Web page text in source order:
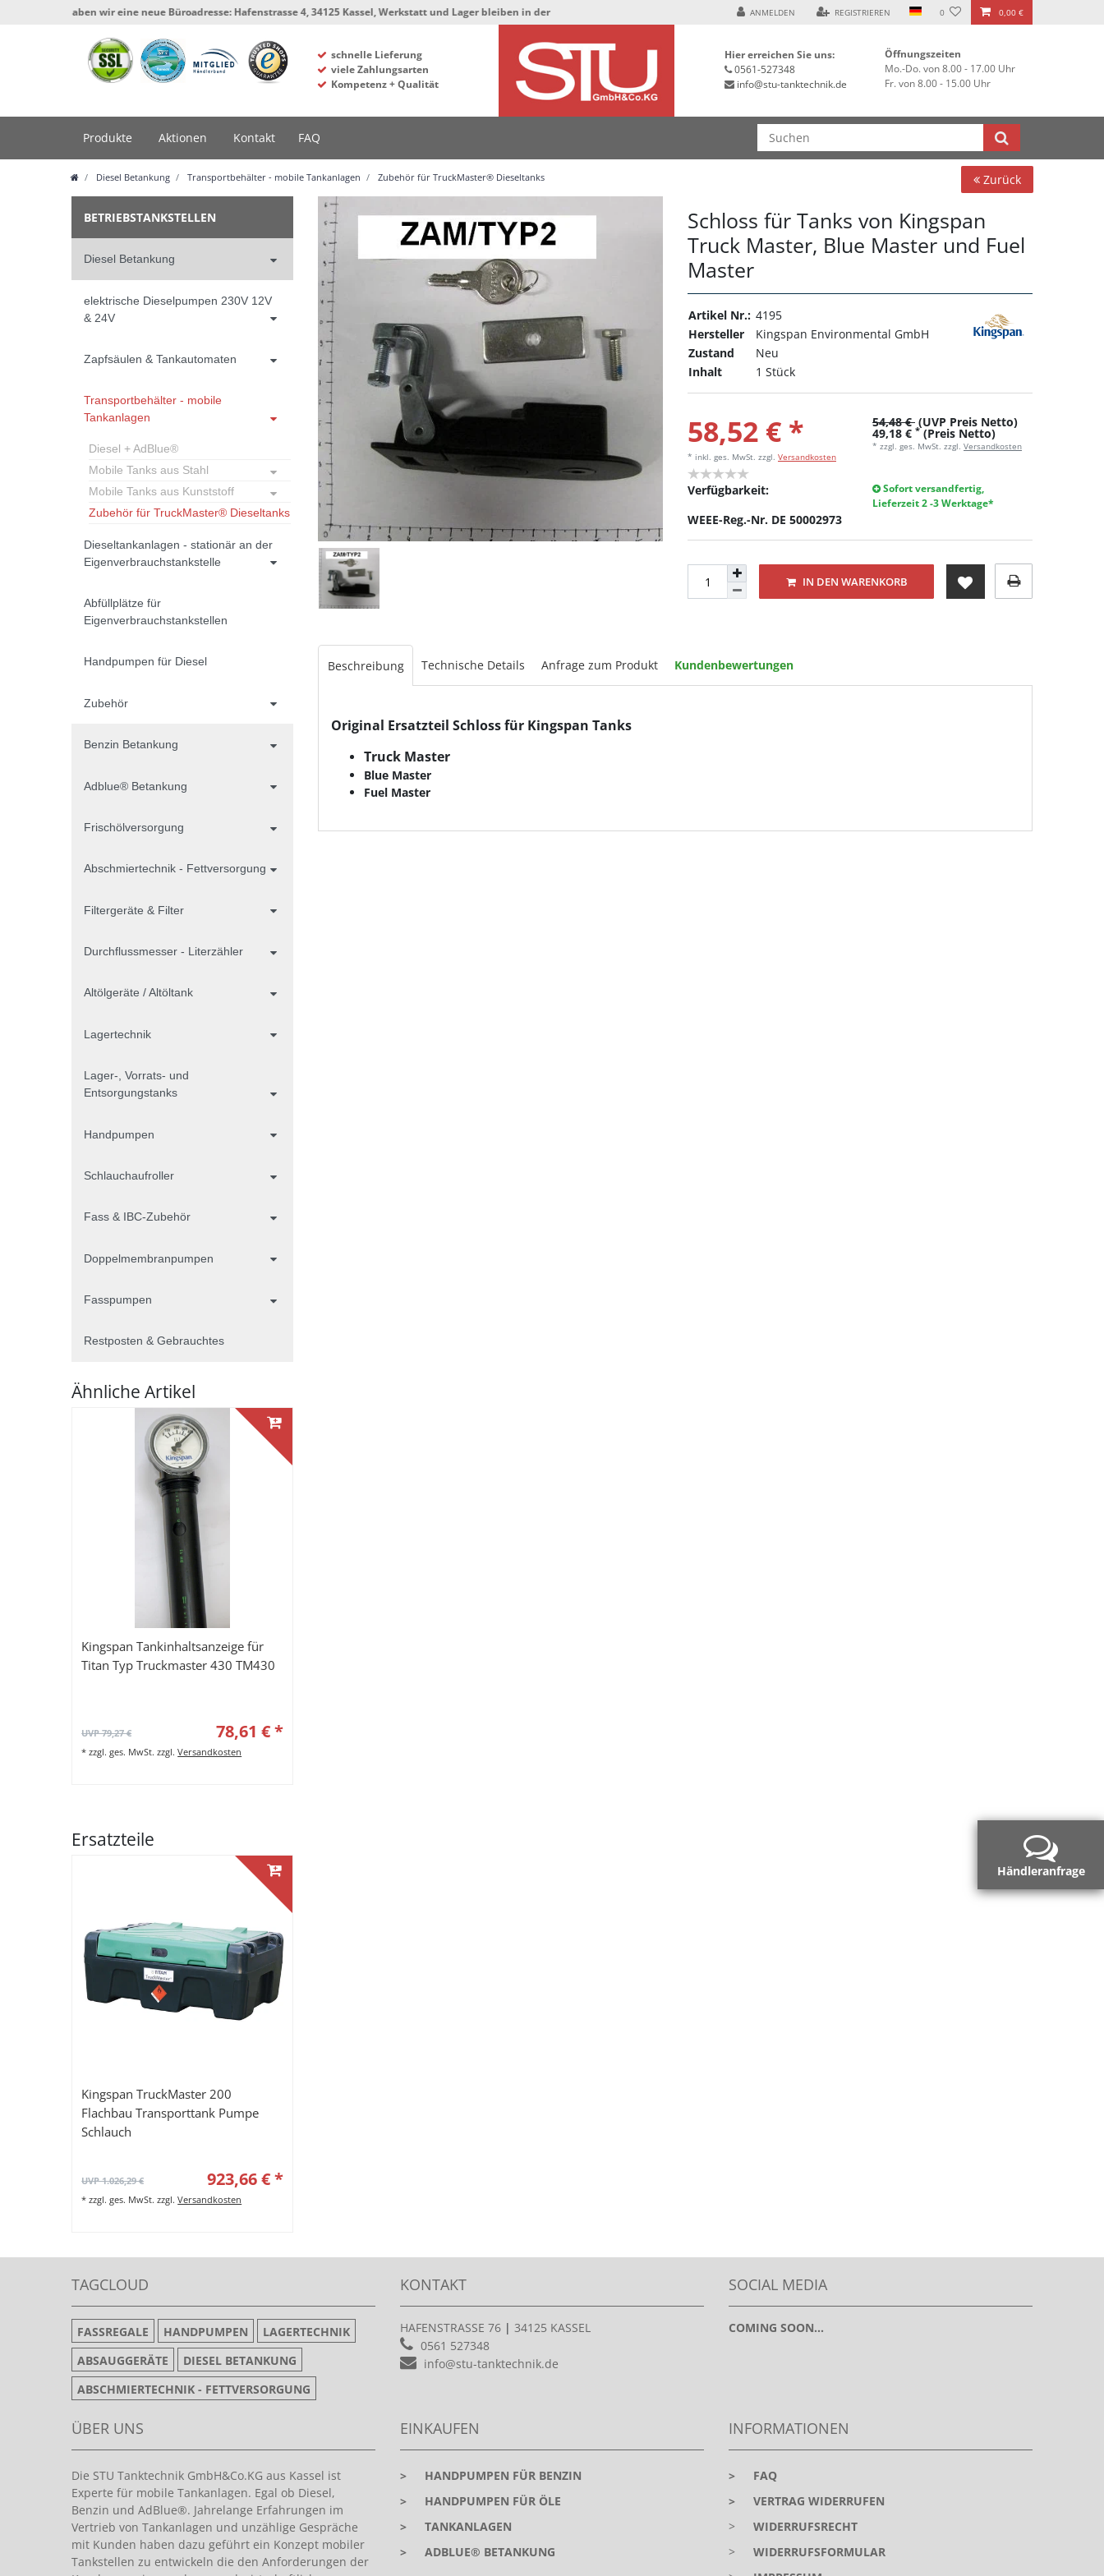
wir eine neue Büroadresse: Hafenstrasse 4, 34125 Kassel, Werkstatt und Lager bleiben in der Hafenstrasse 76, 34125 Kassel *** ANMELDEN REGISTRIEREN 0 0,00 €
schnelle Lieferung
viele Zahlungsarten
Kompetenz + Qualität
Hier erreichen Sie uns:
0561-527348
info@stu-tanktechnik.de
Öffnungszeiten
Mo.-Do. von 8.00 - 17.00 Uhr
Fr. von 8.00 - 15.00 Uhr
Händleranfrage
Produkte Aktionen Kontakt FAQ
Diesel Betankung Transportbehälter - mobile Tankanlagen Zubehör für TruckMaster® Dieseltanks Zurück
BETRIEBSTANKSTELLEN
Diesel Betankung
elektrische Dieselpumpen 230V 12V
& 24V
Zapfsäulen & Tankautomaten
Transportbehälter - mobile
Tankanlagen
Diesel + AdBlue®
Mobile Tanks aus Stahl
Mobile Tanks aus Kunststoff
Zubehör für TruckMaster® Dieseltanks
Dieseltankanlagen - stationär an der
Eigenverbrauchstankstelle
Abfüllplätze für
Eigenverbrauchstankstellen
Handpumpen für Diesel
Zubehör
Benzin Betankung
Adblue® Betankung
Frischölversorgung
Abschmiertechnik - Fettversorgung
Filtergeräte & Filter
Durchflussmesser - Literzähler
Altölgeräte / Altöltank
Lagertechnik
Lager-, Vorrats- und
Entsorgungstanks
Handpumpen
Schlauchaufroller
Fass & IBC-Zubehör
Doppelmembranpumpen
Fasspumpen
Restposten & Gebrauchtes
Schloss für Tanks von Kingspan
Truck Master, Blue Master und Fuel
Master
Artikel Nr.: 4195
Hersteller
Kingspan Environmental GmbH
Zustand
Neu
Inhalt
1 Stück
58,52 € *
* inkl. ges. MwSt. zzgl. Versandkosten
54,48 € (UVP Preis Netto)
49,18 € * (Preis Netto)
* zzgl. ges. MwSt. zzgl. Versandkosten
Verfügbarkeit:
Sofort versandfertig,
Lieferzeit 2 -3 Werktage*
WEEE-Reg.-Nr. DE 50002973
IN DEN WARENKORB
Beschreibung Technische Details Anfrage zum Produkt Kundenbewertungen
Original Ersatzteil Schloss für Kingspan Tanks
Truck Master
Blue Master
Fuel Master
Ähnliche Artikel
Kingspan Tankinhaltsanzeige für
Titan Typ Truckmaster 430 TM430
UVP 79,27 € 78,61 € *
*zzgl. ges. MwSt. zzgl.Versandkosten
Ersatzteile
Kingspan TruckMaster 200
Flachbau Transporttank Pumpe
Schlauch
UVP 1.026,29 € 923,66 € *
*zzgl. ges. MwSt. zzgl.Versandkosten
TAGCLOUD
FASSREGALE HANDPUMPEN
LAGERTECHNIK
ABSAUGGERÄTE
DIESEL BETANKUNG
ABSCHMIERTECHNIK - FETTVERSORGUNG
KONTAKT
HAFENSTRASSE 76 | 34125 KASSEL
0561 527348
info@stu-tanktechnik.de
SOCIAL MEDIA
COMING SOON...
ÜBER UNS
Die STU Tanktechnik GmbH&Co.KG aus Kassel ist
Experte für mobile Tankanlagen. Egal ob Diesel,
Benzin und AdBlue®. Jahrelange Erfahrungen im
Vertrieb von Tankanlagen und unzählige Gespräche
mit Kunden haben dazu geführt ein Konzept mobiler
Tankstellen zu entwickeln die den Anforderungen der
EINKAUFEN
>
HANDPUMPEN FÜR BENZIN
>
HANDPUMPEN FÜR ÖLE
>
TANKANLAGEN
>
ADBLUE® BETANKUNG
INFORMATIONEN
>
FAQ
>
VERTRAG WIDERRUFEN
>
WIDERRUFSRECHT
>
WIDERRUFSFORMULAR